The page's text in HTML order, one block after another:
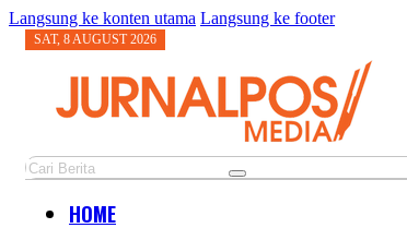
Langsung ke konten utama Langsung ke footer
SAT, 8 AUGUST 2026
Cari
HOME